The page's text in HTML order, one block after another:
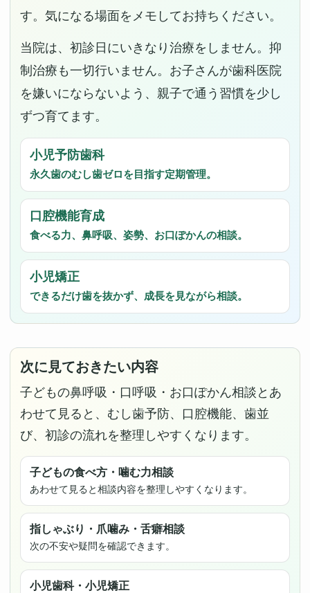
す。気になる場面をメモしてお持ちください。
当院は、初診日にいきなり治療をしません。抑
制治療も一切行いません。お子さんが歯科医院
を嫌いにならないよう、親子で通う習慣を少し
ずつ育てます。
小児予防歯科
永久歯のむし歯ゼロを目指す定期管理。
口腔機能育成
食べる力、鼻呼吸、姿勢、お口ぽかんの相談。
小児矯正
できるだけ歯を抜かず、成長を見ながら相談。
次に見ておきたい内容
子どもの鼻呼吸・口呼吸・お口ぽかん相談とあ
わせて見ると、むし歯予防、口腔機能、歯並
び、初診の流れを整理しやすくなります。
子どもの食べ方・噛む力相談
あわせて見ると相談内容を整理しやすくなります。
指しゃぶり・爪噛み・舌癖相談
次の不安や疑問を確認できます。
小児歯科・小児矯正